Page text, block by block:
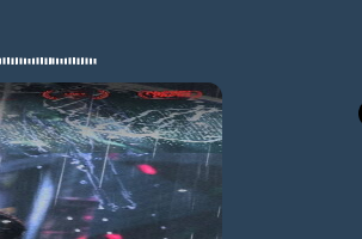
mer 05/08
21h00